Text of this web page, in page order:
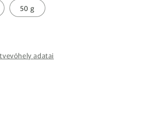
50 g
Teakereskedés és átvevőhely adatai